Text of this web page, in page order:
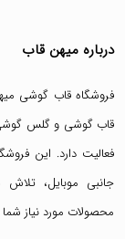
درباره میهن قاب
فروشگاه قاب گوشی
قاب گوشی وگلس
فعالیت دارد. این
جانبی موبایل،
محصولات مورد نیاز شما